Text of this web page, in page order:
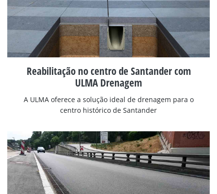
Reabilitação no centro de Santander com
ULMA Drenagem
A ULMA oferece a solução ideal de drenagem para o
centro histórico de Santander